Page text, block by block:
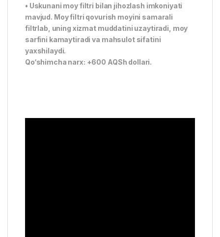
• Uskunani moy filtri bilan jihozlash imkoniyati
mavjud. Moy filtri qovurish moyini samarali
filtrlab, uning xizmat muddatini uzaytiradi, moy
sarfini kamaytiradi va mahsulot sifatini
yaxshilaydi.
Qo‘shimcha narx: +600 AQSh dollari.